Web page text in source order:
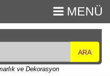
MENÜ
ARA
ve Dekorasyon